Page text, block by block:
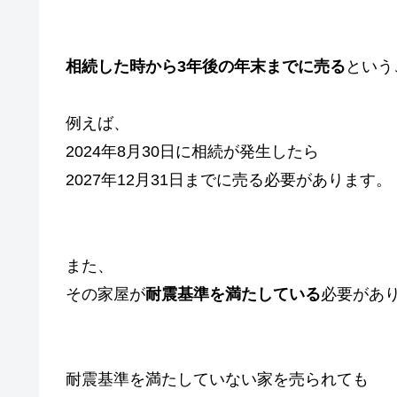
相続した時から3年後の年末までに売る という
例えば、
2024年8月30日に相続が発生したら
2027年12月31日までに売る必要があります。
また、
その家屋が耐震基準を満たしている必要があ
耐震基準を満たしていない家を売られても